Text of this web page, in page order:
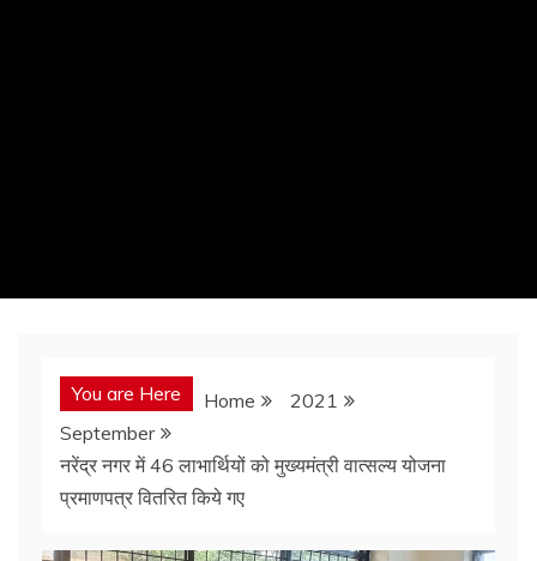
You are Here Home
2021
September
नरेंद्र नगर में 46 लाभार्थियों को मुख्यमंत्री वात्सल्य योजना
प्रमाणपत्र वितरित किये गए